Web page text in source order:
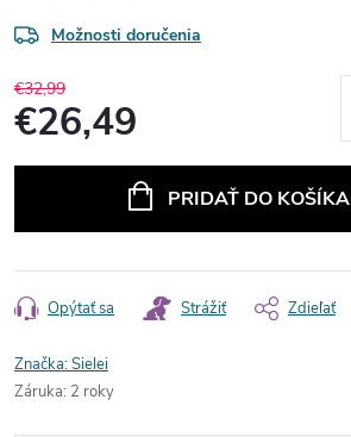
Možnosti doručenia
€32,99
€26,49
PRIDAŤ DO KOŠÍKA
Opýtať sa Strážiť Zdieľať
Značka:Sielei
Záruka: 2 roky